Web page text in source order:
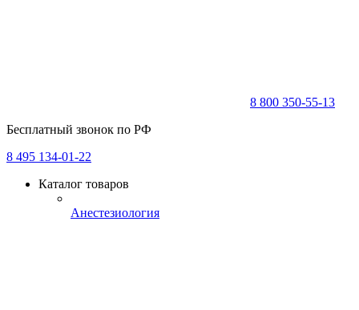
8 800 350-55-13
Бесплатный звонок по РФ
8 495 134-01-22
Каталог товаров
Анестезиология